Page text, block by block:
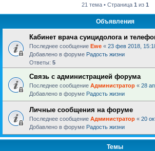
21 тема • Страница 1 из 1
Объявления
Кабинет врача суицидолога и
Последнее сообщение Ewe « 23 фев 2018,
Добавлено в форуме Радость жизни
Ответы: 5
Связь с администрацией форума
Последнее сообщение Администратор « 28
Добавлено в форуме Радость жизни
Личные сообщения на форуме
Последнее сообщение Администратор « 20
Добавлено в форуме Радость жизни
Темы